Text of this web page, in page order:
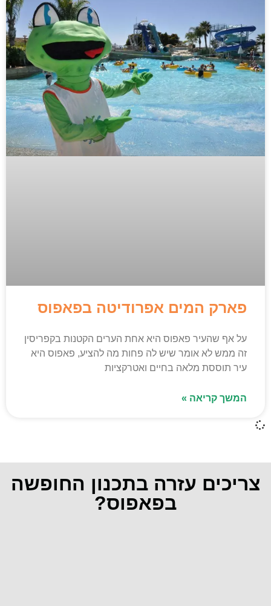
פארק המים אפרודיטה בפאפוס
על אף שהעיר פאפוס היא אחת הערים הקטנות בקפריסין
זה ממש לא אומר שיש לה פחות מה להציע, פאפוס היא
עיר תוססת מלאה בחיים ואטרקציות
המשך קריאה »
צריכים עזרה בתכנון החופשה
בפאפוס?